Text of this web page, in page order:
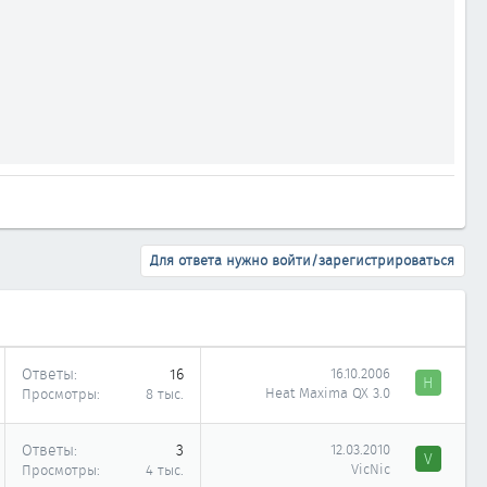
Для ответа нужно войти/зарегистрироваться
Ответы 16
Просмотры 8 тыс.
16.10.2006
Heat Maxima QX 3.0
H
Ответы 3
Просмотры 4 тыс.
12.03.2010
VicNic
V